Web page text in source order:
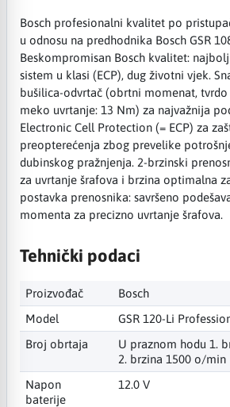
Bosch profesionalni kvalitet po
u odnosu na predhodnika Bosch GSR
Beskompromisan Bosch kvalitet:
sistem u klasi (ECP), dug životni vjek.
bušilica-odvrtač (obrtni momenat, tvrdo
meko uvrtanje: 13 Nm) za najvažnija
Electronic Cell Protection (= ECP) za
preopterećenja zbog prevelike
dubinskog pražnjenja. 2-brzinski
za uvrtanje šrafova i brzina optimalna
postavka prenosnika: savršeno
momenta za precizno uvrtanje šrafova.
Tehnički podaci
Proizvođač
Bosch
Model
GSR 120-Li
Broj obrtaja
U praznom hodu 1.
2. brzina 1500 o/min
Napon
baterije
12.0 V